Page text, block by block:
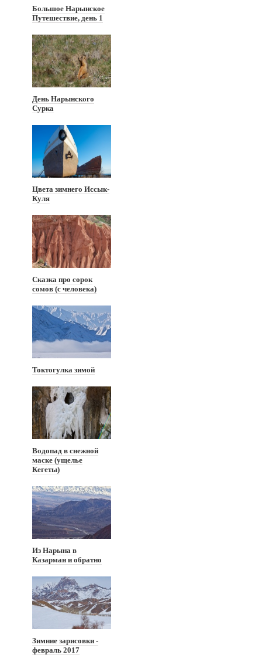
Большое Нарынское
Путешествие, день 1
День Нарынского
Сурка
Цвета зимнего Иссык-
Куля
Сказка про сорок
сомов (с человека)
Токтогулка зимой
Водопад в снежной
маске (ущелье
Кегеты)
Из Нарына в
Казарман и обратно
Зимние зарисовки -
февраль 2017